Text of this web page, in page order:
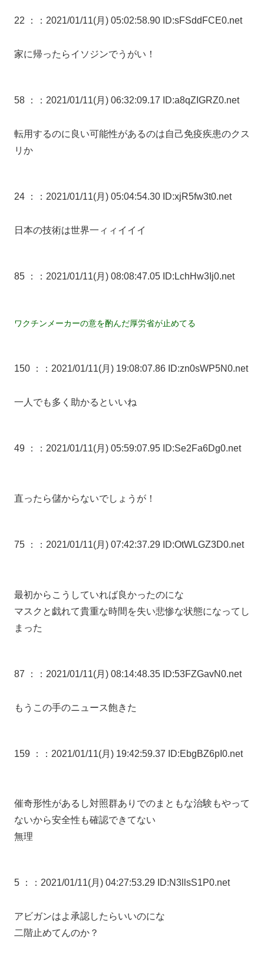
22 ： ：2021/01/11(月) 05:02:58.90 ID:sFSddFCE0.net
家に帰ったらイソジンでうがい！
58 ： ：2021/01/11(月) 06:32:09.17 ID:a8qZIGRZ0.net
転用するのに良い可能性があるのは自己免疫疾患のクス
リか
24 ： ：2021/01/11(月) 05:04:54.30 ID:xjR5fw3t0.net
日本の技術は世界一ィィイイイ
85 ： ：2021/01/11(月) 08:08:47.05 ID:LchHw3Ij0.net
ワクチンメーカーの意を酌んだ厚労省が止めてる
150 ： ：2021/01/11(月) 19:08:07.86 ID:zn0sWP5N0.net
一人でも多く助かるといいね
49 ： ：2021/01/11(月) 05:59:07.95 ID:Se2Fa6Dg0.net
直ったら儲からないでしょうが！
75 ： ：2021/01/11(月) 07:42:37.29 ID:OtWLGZ3D0.net
最初からこうしていれば良かったのにな
マスクと戯れて貴重な時間を失い悲惨な状態になってし
まった
87 ： ：2021/01/11(月) 08:14:48.35 ID:53FZGavN0.net
もうこの手のニュース飽きた
159 ： ：2021/01/11(月) 19:42:59.37 ID:EbgBZ6pI0.net
催奇形性があるし対照群ありでのまともな治験もやって
ないから安全性も確認できてない
無理
5 ： ：2021/01/11(月) 04:27:53.29 ID:N3llsS1P0.net
アビガンはよ承認したらいいのにな
二階止めてんのか？